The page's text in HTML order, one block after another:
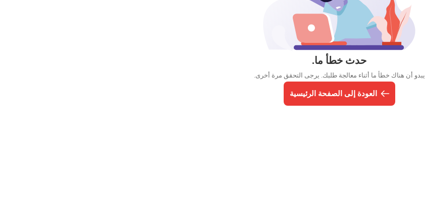
حدث خطأ ما.
يبدو أن هناك خطأ ما أثناء معالجة طلبك. يرجى التحقق مرة أخرى.
العودة إلى الصفحة الرئيسية